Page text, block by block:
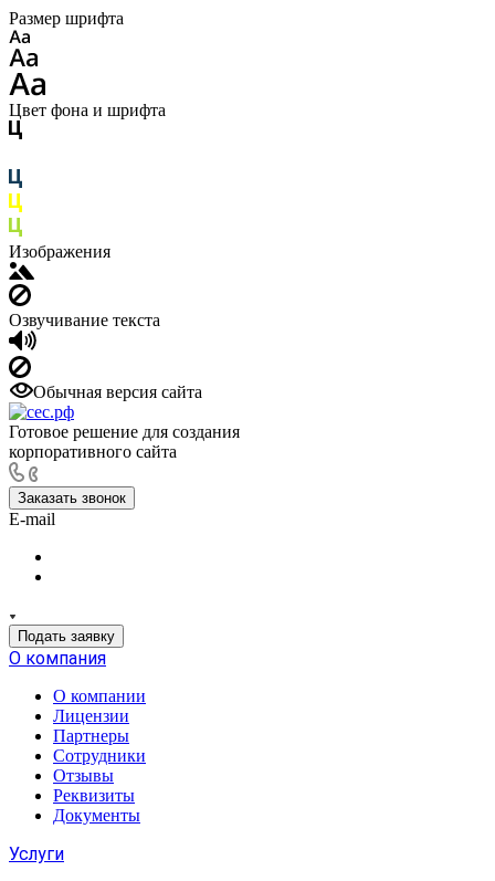
Размер шрифта
Цвет фона и шрифта
Изображения
Озвучивание текста
Обычная версия сайта
Готовое решение для создания
корпоративного сайта
Заказать звонок
E-mail
Подать заявку
О компания
О компании
Лицензии
Партнеры
Сотрудники
Отзывы
Реквизиты
Документы
Услуги